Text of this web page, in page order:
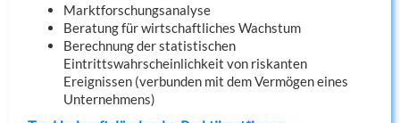
Marktforschungsanalyse
Beratung für wirtschaftliches Wachstum
Berechnung der statistischen
Eintrittswahrscheinlichkeit von riskanten
Ereignissen (verbunden mit dem Vermögen eines
Unternehmens)